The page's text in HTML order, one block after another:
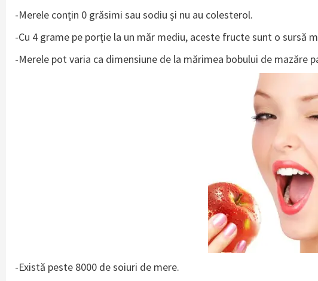
-Merele conțin 0 grăsimi sau sodiu și nu au colesterol.
-Cu 4 grame pe porție la un măr mediu, aceste fructe sunt o sursă
-Merele pot varia ca dimensiune de la mărimea bobului de mazăre
-Există peste 8000 de soiuri de mere.